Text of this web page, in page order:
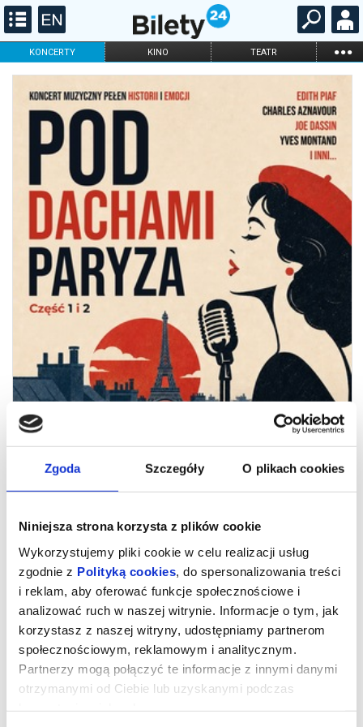
Zgoda Szczegóły O plikach cookies
Niniejsza strona korzysta z plików cookie
Wykorzystujemy pliki cookie w celu realizacji usług
zgodnie z Polityką cookies , do spersonalizowania treści
i reklam, aby oferować funkcje społecznościowe i
analizować ruch w naszej witrynie. Informacje o tym, jak
korzystasz z naszej witryny, udostępniamy partnerom
społecznościowym, reklamowym i analitycznym.
Partnerzy mogą połączyć te informacje z innymi danymi
otrzymanymi od Ciebie lub uzyskanymi podczas
KONCERTY KINO TEATR ...
FILHARMONIA OPERA I BALET
DLA DZIECI
ONLINE
Pod dachami Paryża – część 2 -
IMPREZA KONTRAHENTA
ZEWNĘTRZNEGO
IMPREZA KONTRAHENTA ZEWNĘTRZNEGO